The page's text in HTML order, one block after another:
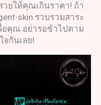
ยให้คุณเกินราคา! ถ้า
skin รวบรวมสาระ
อคุณ อย่ารอช้าไปตาม
กันเลย!